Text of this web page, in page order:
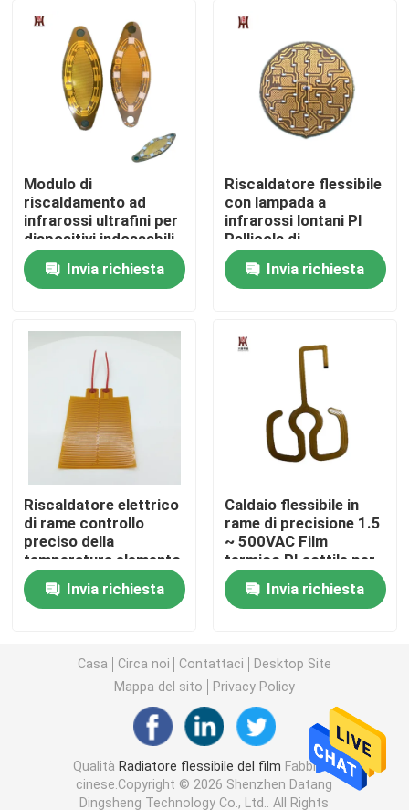
Circa noi
Giro della fabbrica
Controllo di qualità
Notizie
Richieda una citazione
Radiatore flessibile del film
Radiatore del film di pi
Film del riscaldamento del Polyimide
Cuscinetto di riscaldamento flessibile
Polyimide Heater Element
Radiatore flessibile su ordinazione
Film del riscaldamento di Graphene
Film di riscaldamento elettrico
Modulo di
riscaldamento ad
infrarossi ultrafini per
dispositivi indossabili
intelligenti
Invia richiesta
Riscaldatore flessibile
con lampada a
infrarossi lontani PI
Pellicola di
riscaldamento con
luce a infrarossi
lontani
Invia richiesta
Riscaldatore elettrico
di rame controllo
preciso della
temperatura elemento
di riscaldamento
flessibile
personalizzato
Invia richiesta
Caldaio flessibile in
rame di precisione 1.5
~ 500VAC Film
termico PI sottile per
un controllo preciso
della temperatura
Invia richiesta
Casa Circa noi Contattaci
Desktop Site
Mappa del sito
Privacy Policy
Qualità Radiatore flessibile del film Fabbrica
cinese.Copyright © 2026 Shenzhen Datang
Dingsheng Technology Co., Ltd.. All Rights